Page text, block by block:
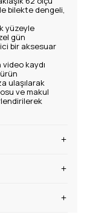
bilekte dengeli,
yüzeyle
gün
bir aksesuar
kaydı
ulaşılarak
ve makul